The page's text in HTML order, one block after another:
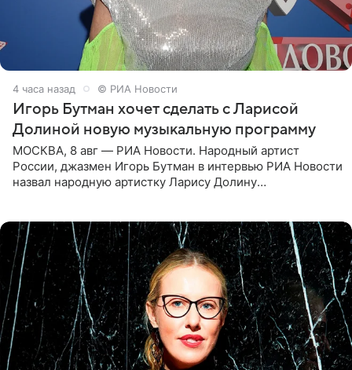
4 часа назад © РИА Новости
Игорь Бутман хочет сделать с Ларисой
Долиной новую музыкальную программу
МОСКВА, 8 авг — РИА Новости. Народный артист
России, джазмен Игорь Бутман в интервью РИА Новости
назвал народную артистку Ларису Долину